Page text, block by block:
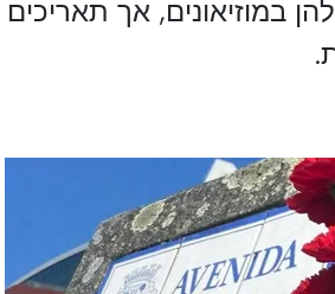
במוזיאונים, אך תאריכים